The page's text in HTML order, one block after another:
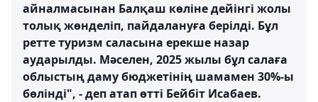
айналмасынан Балқаш көліне дейінгі жолы
толық жөнделіп, пайдалануға берілді. Бұл
ретте туризм саласына ерекше назар
аударылды. Мәселен, 2025 жылы бұл салаға
облыстың даму бюджетінің шамамен 30%-ы
бөлінді", - деп атап өтті Бейбіт Исабаев.